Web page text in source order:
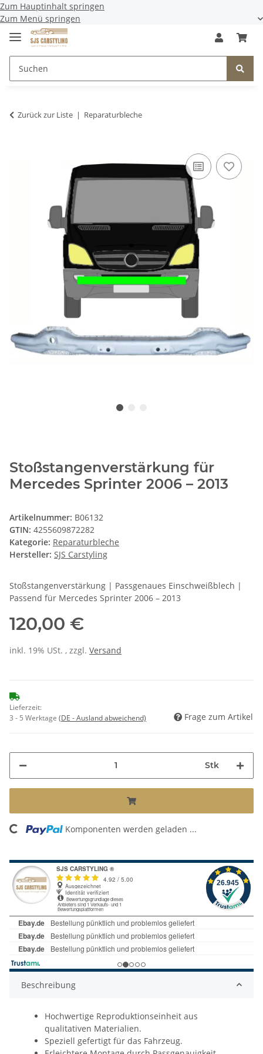
Zum Hauptinhalt springen
Zum Menü springen
Zurück zur Liste Reparaturbleche
Stoßstangenverstärkung für
Mercedes Sprinter 2006 – 2013
Artikelnummer: B06132
GTIN: 4255609872282
Kategorie: Reparaturbleche
Hersteller: SJS Carstyling
Stoßstangenverstärkung | Passgenaues Einschweißblech |
Passend für Mercedes Sprinter 2006 – 2013
120,00 €
inkl. 19% USt. , zzgl. Versand
Lieferzeit:
3 - 5 Werktage (DE - Ausland abweichend) Frage zum Artikel
Stk
Komponenten werden geladen ...
Beschreibung
Hochwertige Reproduktionseinheit aus
qualitativen Materialien.
Speziell gefertigt für das Fahrzeug.